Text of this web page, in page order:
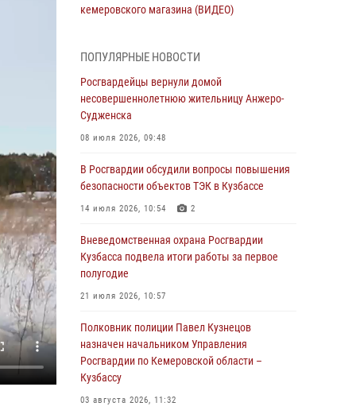
кемеровского магазина (ВИДЕО)
В Кузбассе стартовал чемпионат Сибирского
ордена Жукова округа Росгвардии по
служебно-боевой стрельбе
05 августа 2026, 10:53
дебошира, устроившего конфликт в
медицинском учреждении
05 августа 2026, 09:30
Росгвардейцы задержали участника драки,
причинившего побои оппоненту
05 августа 2026, 08:50
общественного порядка на городском пляже
05 августа 2026, 08:10
Росгвардейцы в Юрге пресекли попытку
проникновения на территорию частного
ПОПУЛЯРНЫЕ НОВОСТИ
Росгвардейцы вернули домой
несовершеннолетнюю жительницу Анжеро-
Судженска
08 июля 2026, 09:48
В Росгвардии обсудили вопросы повышения
безопасности объектов ТЭК в Кузбассе
14 июля 2026, 10:54 2
Вневедомственная охрана Росгвардии
Кузбасса подвела итоги работы за первое
полугодие
21 июля 2026, 10:57
Полковник полиции Павел Кузнецов
назначен начальником Управления
Росгвардии по Кемеровской области –
Кузбассу
03 августа 2026, 11:32